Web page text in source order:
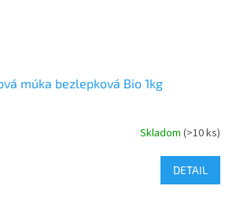
múka bezlepková Bio 1kg
Skladom (>10 ks)
DETAIL